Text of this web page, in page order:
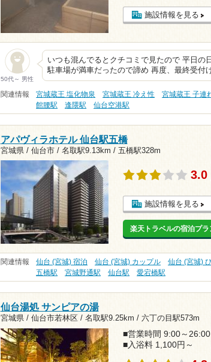
施設情報を見る
50代～ 男性
いつも混んでるとクチコミで見たので 平日の
駐車場が満車だったので諦め 再度、最終受付
関連情報 宮城蔵王 塩化物泉 宮城蔵王 冷え性 宮城蔵王 子連
館腰駅
逢隈駅 仙台空港駅
アパヴィラホテル 仙台駅五橋
宮城県 / 仙台市 / 名取駅9.13km / 五橋駅328m
3.0
施設情報を見る
楽天トラベルの宿泊プラ
関連情報 仙台 (宮城) 宿泊 仙台 (宮城) カップル 仙台 (宮城)
五橋駅
宮城野通駅 仙台駅 愛宕橋駅
仙台湯処 サンピアの湯
宮城県 / 仙台市若林区 / 名取駅9.25km / 六丁の目駅573m
■営業時間 9:00～26:00
■入浴料 1,100円～